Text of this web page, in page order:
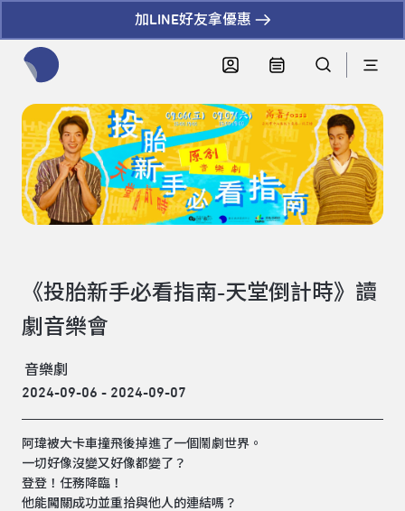
加LINE好友拿優惠
《投胎新手必看指南-天堂倒計時》讀
劇音樂會
音樂劇
2024-09-06 - 2024-09-07
阿瑋被大卡車撞飛後掉進了一個鬧劇世界。
一切好像沒變又好像都變了？
登登！任務降臨！
他能闖關成功並重拾與他人的連結嗎？